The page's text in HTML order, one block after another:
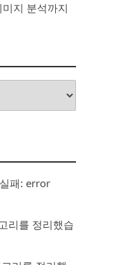
지 분석까지
패: error
리를 정리했습